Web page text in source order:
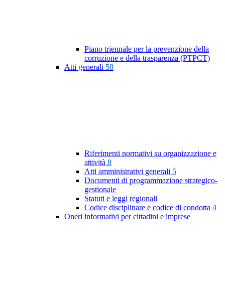
Piano triennale per la prevenzione della
corruzione e della trasparenza (PTPCT)
Atti generali 58
Riferimenti normativi su organizzazione e
attività 8
Atti amministrativi generali 5
Documenti di programmazione strategico-
gestionale
Statuti e leggi regionali
Codice disciplinare e codice di condotta 4
Oneri informativi per cittadini e imprese